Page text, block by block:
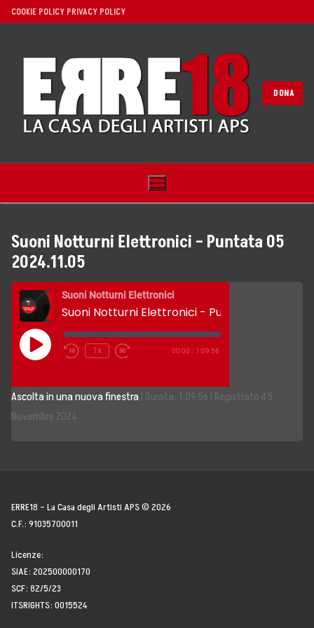
VaiCOOKIE POLICY PRIVACY POLICY
DONA
Home
Noi
Storia, Mission e Vision
Direttivo
Blogger
Attività
Suoni Notturni Elettronici – Puntata 05
2024.11.05
Suoni Notturni Elettronici
Play
Episode
1x 00:00 / 1:09:56
Ascolta in una nuova finestra Durata: 1:09:56 Registrato il 5
Novembre 2024
ERRE18 – La Casa degli Artisti APS © 2026
C.F.: 91035700011
Licenze:
SIAE: 202500000170
SCF: 82/5/23
ITSRIGHTS: 0015524